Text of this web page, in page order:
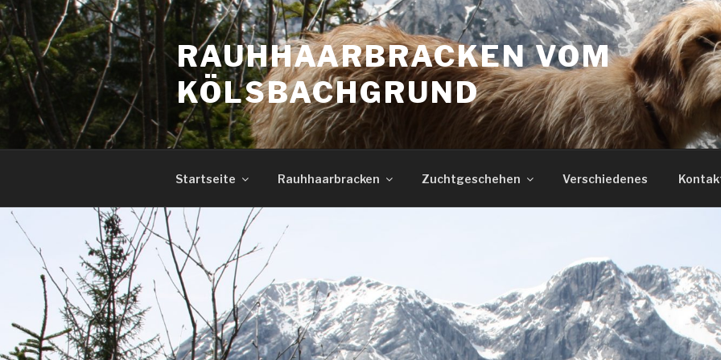
RAUHHAARBRACKEN VOM
KÖLSBACHGRUND
Startseite Rauhhaarbracken Zuchtgeschehen Verschiedenes